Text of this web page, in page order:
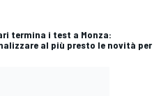
termina i test a Monza:
al più presto le novità per